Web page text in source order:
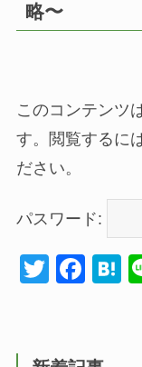
略〜
このコンテンツ
す。閲覧するに
ださい。
パスワード:
T
er
F
e
H